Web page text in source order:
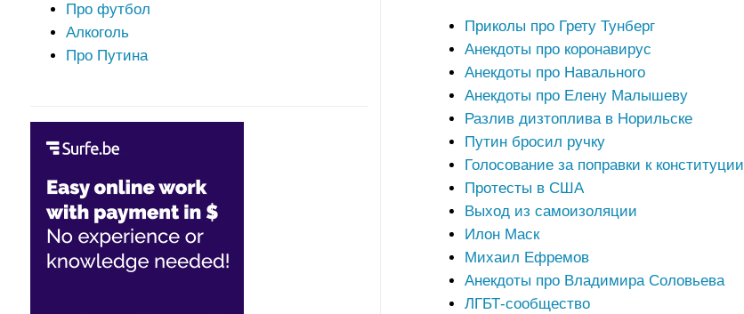
Про футбол
Алкоголь
Про Путина
Приколы про Грету Тунберг
Анекдоты про коронавирус
Анекдоты про Навального
Анекдоты про Елену Малышеву
Разлив дизтоплива в Норильске
Путин бросил ручку
Голосование за поправки к конституции
Протесты в США
Выход из самоизоляции
Илон Маск
Михаил Ефремов
Анекдоты про Владимира Соловьева
ЛГБТ-сообщество